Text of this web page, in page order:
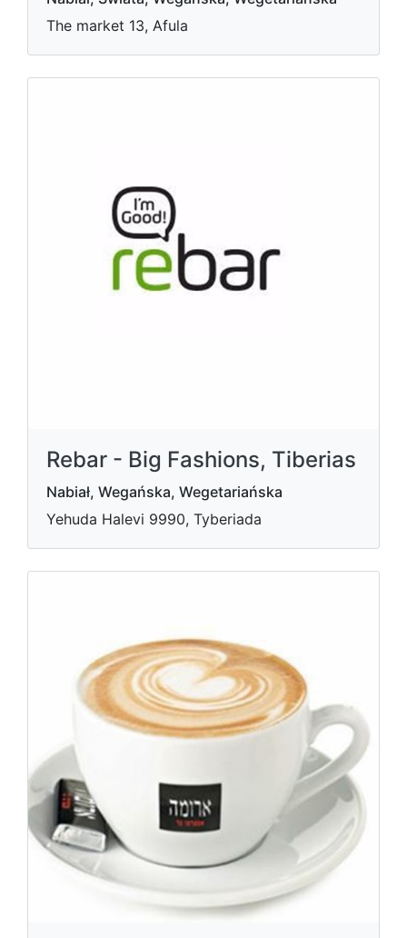
The market 13, Afula
Rebar - Big Fashions, Tiberias
Nabiał, Wegańska, Wegetariańska
Yehuda Halevi 9990, Tyberiada